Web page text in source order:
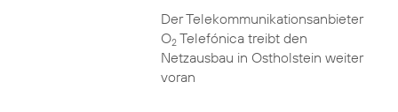
Der Telekommunikationsanbieter
O2Telefónica treibt den
Netzausbau in Ostholstein weiter
voran